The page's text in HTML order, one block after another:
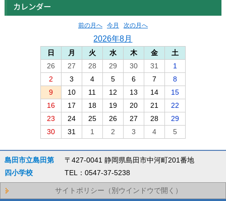
カレンダー
前の月へ 今月 次の月へ
2026年8月
日 月 火 水 木 金
土
26
27 28 29 30 31
1
2
3 4 5 6 7
8
9
10 11 12 13 14
15
16
17 18 19 20 21
22
23
24 25 26 27 28
29
30
31 1 2 3 4 5
島田市立島田第
四小学校
〒427-0041 静岡県島田市中河町201番地
TEL：0547-37-5238
サイトポリシー（別ウインドウで開く）